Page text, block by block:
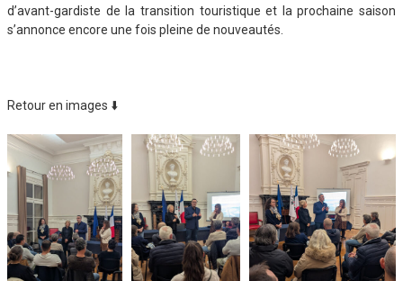
d’avant-gardiste de la transition touristique et la prochaine saison
s’annonce encore une fois pleine de nouveautés.
Retour en images ⬇️